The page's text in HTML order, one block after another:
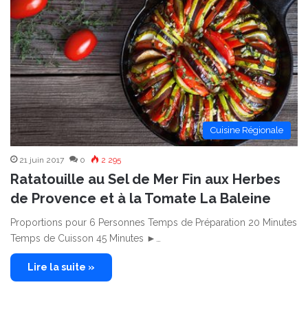
Cuisine Régionale
21 juin 2017 0 2 295
Ratatouille au Sel de Mer Fin aux Herbes
de Provence et à la Tomate La Baleine
Proportions pour 6 Personnes Temps de Préparation 20 Minutes
Temps de Cuisson 45 Minutes ►…
Lire la suite »